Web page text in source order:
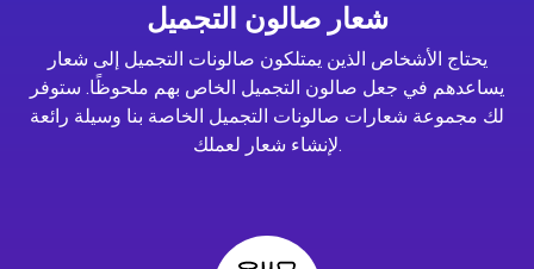
شعار صالون التجميل
يحتاج الأشخاص الذين يمتلكون صالونات التجميل إلى شعار
يساعدهم في جعل صالون التجميل الخاص بهم ملحوظًا. ستوفر
لك مجموعة شعارات صالونات التجميل الخاصة بنا وسيلة رائعة
لإنشاء شعار لعملك.